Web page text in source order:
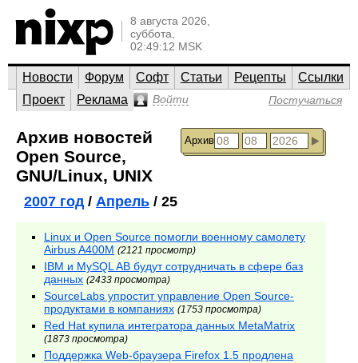
8 августа 2026,
суббота,
02:49:12 MSK
Новости Форум Софт Статьи Рецепты
Ссылки
Проект
Реклама Войти Постучаться
Архив
Архив новостей
Open Source,
GNU/Linux, UNIX
2007 год/ Апрель / 25
Linux и Open Source помогли военному самолету
Airbus A400M (2121 просмотр)
IBM и MySQL AB будут сотрудничать в сфере баз
данных (2433 просмотра)
SourceLabs упростит управление Open Source-
продуктами в компаниях (1753 просмотра)
Red Hat купила интегратора данных MetaMatrix
(1873 просмотра)
Поддержка Web-браузера Firefox 1.5 продлена